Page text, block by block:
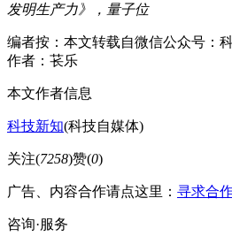
发明生产力》，量子位
编者按：本文转载自微信公众号：
作者：苌乐
本文作者信息
科技新知(科技自媒体)
关注(7258)赞(0)
广告、内容合作请点这里： 寻求合
咨询·服务